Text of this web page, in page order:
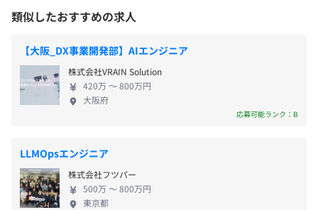
PyTorch、pandas、Jupyter Notebook、NumPy
従業員に対する受動喫煙対策：あり
・特別休暇
・育児休暇
・出張手当
・職能手当
・住宅手当（月1万5000円 ※満30歳まで支給）
得: -AI、機械学習、ビッグデータ分析などの最先端
技術を習得可能 -クラウド、DevOps、アジャイル
開発などのスキルが身につく ・グローバルな経験:
-外資系企業とのプロジェクトに参画し、グローバ
ルな開発を経験 -英語力を活かせる環境 ・多彩なキ
ャリアパス: -AIエンジニア、データサイエンティス
ト、クラウドエンジニアなど、多彩なキャリアパス
マネージャーなど、マネジメントに挑戦することも
可能
類似したおすすめの求人
【大阪_DX事業開発部】AIエンジニア
株式会社VRAIN Solution
420万 〜 800万円
大阪府
応募可能ランク：B
LLMOpsエンジニア
株式会社フツパー
500万 〜 800万円
東京都